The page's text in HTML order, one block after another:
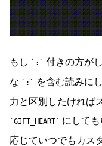
もし : 付きの方が
な
:
を含む読みに
力と区別したければ
GIFT_HEART
にして
応じていつでもカス